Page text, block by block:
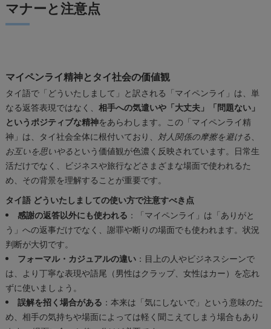
マナーと注意点
マイペンライ精神とタイ社会の価値観
タイ語で「どういたしまして」と訳される「マイペンライ」は、単
なる返答表現ではなく、 相手への気遣いや「大丈夫」「問題ない」
というポジティブな精神をあらわします。この「マイペンライ精
神」は、タイ社会全体に根付いており、
対人関係の摩擦を避ける
お互いを思いやるという価値観が色濃く反映されています。日常生
活だけでなく、ビジネスや旅行などさまざまな場面で使われるた
め、その背景を理解することが重要です。
タイ語 どういたしましての使い方で注意すべき点
感謝の返答以外にも使われる ：「マイペンライ」は「ありがと
う」への返事だけでなく、謝罪や断りの場面でも使われます。状況
判断が大切です。
フォーマル・カジュアルの違い：目上の人やビジネスシーンで
は、より丁寧な表現や語尾（男性はクラップ、女性はカー）を忘れ
ずに使いましょう。
誤解を招く場合がある ：本来は「気にしないで」という意味のた
め、相手の気持ちや場面によっては軽く聞こえてしまう場合もあり